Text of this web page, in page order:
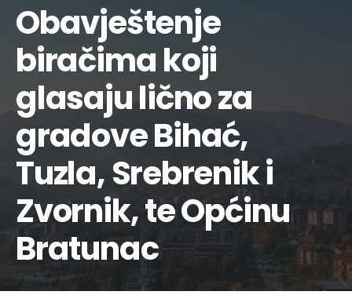
Obavještenje
biračima koji
glasaju lično za
gradove Bihać,
Tuzla, Srebrenik i
Zvornik, te Općinu
Bratunac